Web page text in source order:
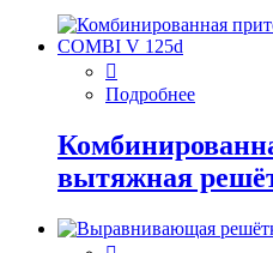
Подробнее
вытяжная